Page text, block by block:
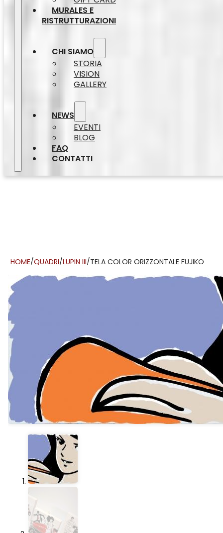
MURALES E
RISTRUTTURAZIONI
CHI SIAMO
STORIA
VISION
GALLERY
NEWS
EVENTI
BLOG
FAQ
CONTATTI
HOME/QUADRI/LUPIN III/TELA COLOR ORIZZONTALE FUJIKO